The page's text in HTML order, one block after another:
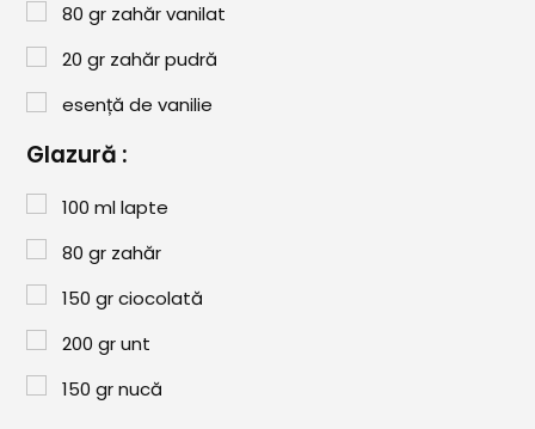
Rețete Video
Comunitatea
iCooking
Adaugă o rețetă
Cum adăugăm o rețetă
80 gr zahăr vanilat
20 gr zahăr pudră
esență de vanilie
Glazură :
100 ml lapte
80 gr zahăr
150 gr ciocolată
200 gr unt
150 gr nucă